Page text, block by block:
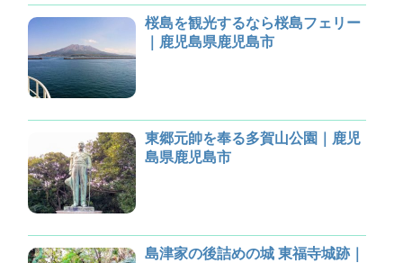
桜島を観光するなら桜島フェリー
｜鹿児島県鹿児島市
東郷元帥を奉る多賀山公園｜鹿児
島県鹿児島市
島津家の後詰めの城 東福寺城跡｜